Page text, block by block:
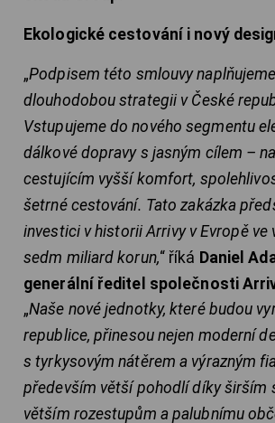
Ekologické cestování i nový
„Podpisem této smlouvy
dlouhodobou strategii v České
Vstupujeme do nového segmentu
dálkové dopravy s jasným cílem –
cestujícím vyšší komfort,
šetrné cestování. Tato zakázka
investici v historii Arrivy v Evropě ve
sedm miliard korun,“ říká Daniel
generální ředitel společnosti
„Naše nové jednotky, které budou
republice, přinesou nejen moderní
s tyrkysovým nátěrem a výrazným
především větší pohodlí díky širším
větším rozestupům a palubnímu